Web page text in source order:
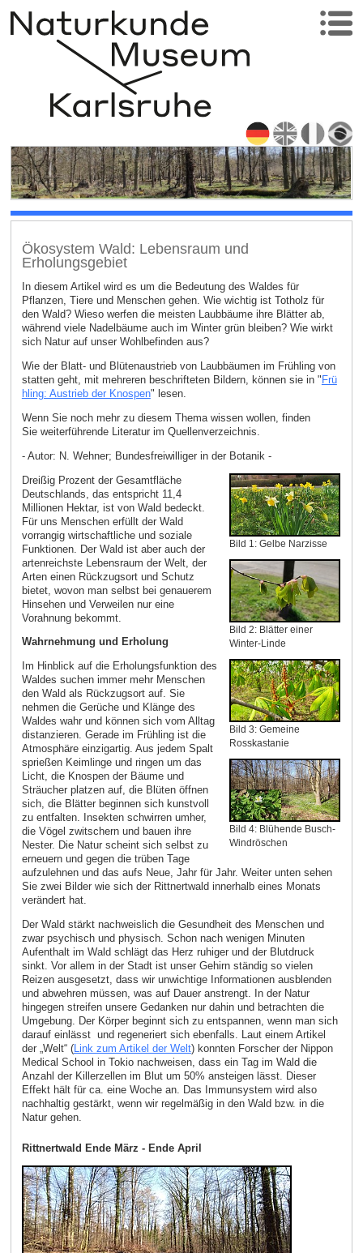
Ökosystem Wald: Lebensraum und
Erholungsgebiet
In diesem Artikel wird es um die Bedeutung des Waldes für
Pflanzen, Tiere und Menschen gehen. Wie wichtig ist Totholz für
den Wald? Wieso werfen die meisten Laubbäume ihre Blätter ab,
während viele Nadelbäume auch im Winter grün bleiben? Wie wirkt
sich Natur auf unser Wohlbefinden aus?
Wie der Blatt- und Blütenaustrieb von Laubbäumen im Frühling von
statten geht, mit mehreren beschrifteten Bildern, können sie in " Frü
hling: Austrieb der Knospen" lesen.
Wenn Sie noch mehr zu diesem Thema wissen wollen, finden
Sie weiterführende Literatur im Quellenverzeichnis.
- Autor: N. Wehner; Bundesfreiwilliger in der Botanik -
Bild 1: Gelbe Narzisse
Bild 2: Blätter einer
Winter-Linde
Bild 3: Gemeine
Rosskastanie
Bild 4: Blühende Busch-
Windröschen
Dreißig Prozent der Gesamtfläche
Deutschlands, das entspricht 11,4
Millionen Hektar, ist von Wald bedeckt.
Für uns Menschen erfüllt der Wald
vorrangig wirtschaftliche und soziale
Funktionen. Der Wald ist aber auch der
artenreichste Lebensraum der Welt, der
Arten einen Rückzugsort und Schutz
bietet, wovon man selbst bei genauerem
Hinsehen und Verweilen nur eine
Vorahnung bekommt.
Wahrnehmung und Erholung
Im Hinblick auf die Erholungsfunktion des
Waldes suchen immer mehr Menschen
den Wald als Rückzugsort auf. Sie
nehmen die Gerüche und Klänge des
Waldes wahr und können sich vom Alltag
distanzieren. Gerade im Frühling ist die
Atmosphäre einzigartig. Aus jedem Spalt
sprießen Keimlinge und ringen um das
Licht, die Knospen der Bäume und
Sträucher platzen auf, die Blüten öffnen
sich, die Blätter beginnen sich kunstvoll
zu entfalten. Insekten schwirren umher,
die Vögel zwitschern und bauen ihre
Nester. Die Natur scheint sich selbst zu
erneuern und gegen die trüben Tage
aufzulehnen und das aufs Neue, Jahr für Jahr. Weiter unten sehen
Sie zwei Bilder wie sich der Rittnertwald innerhalb eines Monats
verändert hat.
Der Wald stärkt nachweislich die Gesundheit des Menschen und
zwar psychisch und physisch. Schon nach wenigen Minuten
Aufenthalt im Wald schlägt das Herz ruhiger und der Blutdruck
sinkt. Vor allem in der Stadt ist unser Gehirn ständig so vielen
Reizen ausgesetzt, dass wir unwichtige Informationen ausblenden
und abwehren müssen, was auf Dauer anstrengt. In der Natur
hingegen streifen unsere Gedanken nur dahin und betrachten die
Umgebung. Der Körper beginnt sich zu entspannen, wenn man sich
darauf einlässt und regeneriert sich ebenfalls. Laut einem Artikel
der „Welt“ (Link zum Artikel der Welt) konnten Forscher der Nippon
Medical School in Tokio nachweisen, dass ein Tag im Wald die
Anzahl der Killerzellen im Blut um 50% ansteigen lässt. Dieser
Effekt hält für ca. eine Woche an. Das Immunsystem wird also
nachhaltig gestärkt, wenn wir regelmäßig in den Wald bzw. in die
Natur gehen.
Rittnertwald Ende März - Ende April